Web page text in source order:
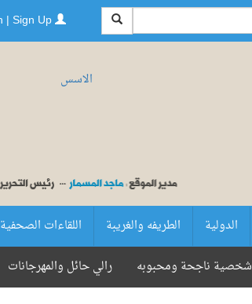
الدولية الطريفه والغريبة اللقاءات الصحفية
رالي حائل والمهرجانات شخصية ناجحة ومحبوبه